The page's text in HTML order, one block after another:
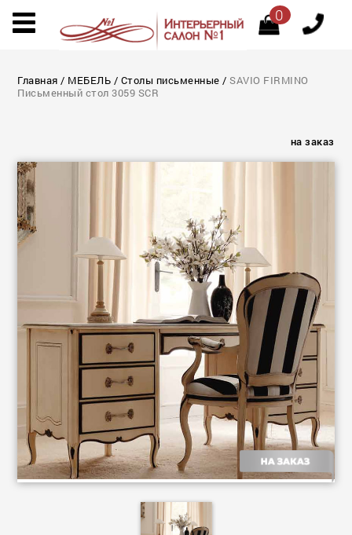
0
Главная / МЕБЕЛЬ / Столы письменные /SAVIO FIRMINO
Письменный стол 3059 SCR
на заказ